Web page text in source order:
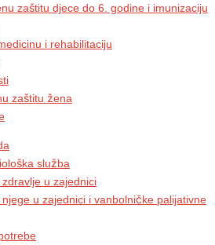
zaštitu djece do 6. godine i imunizaciju
i rehabilitaciju
zaštitu žena
služba
u zajednici
u zajednici i vanbolničke palijativne